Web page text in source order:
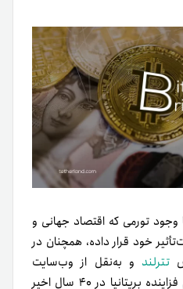
وجود تورمی که اقتصاد جهانی و
خود قرار داده، همچنان در
تترلند و به‌نقل از وب‌سایت
، تورم فزاینده بریتانیا در ۴۰ سال اخیر